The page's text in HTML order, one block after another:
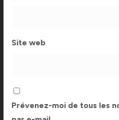
Site web
Prévenez-moi de tous les